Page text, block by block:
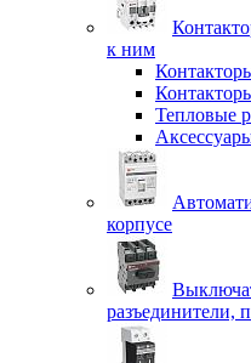
к ним
Тепловые
корпусе
разъединители,